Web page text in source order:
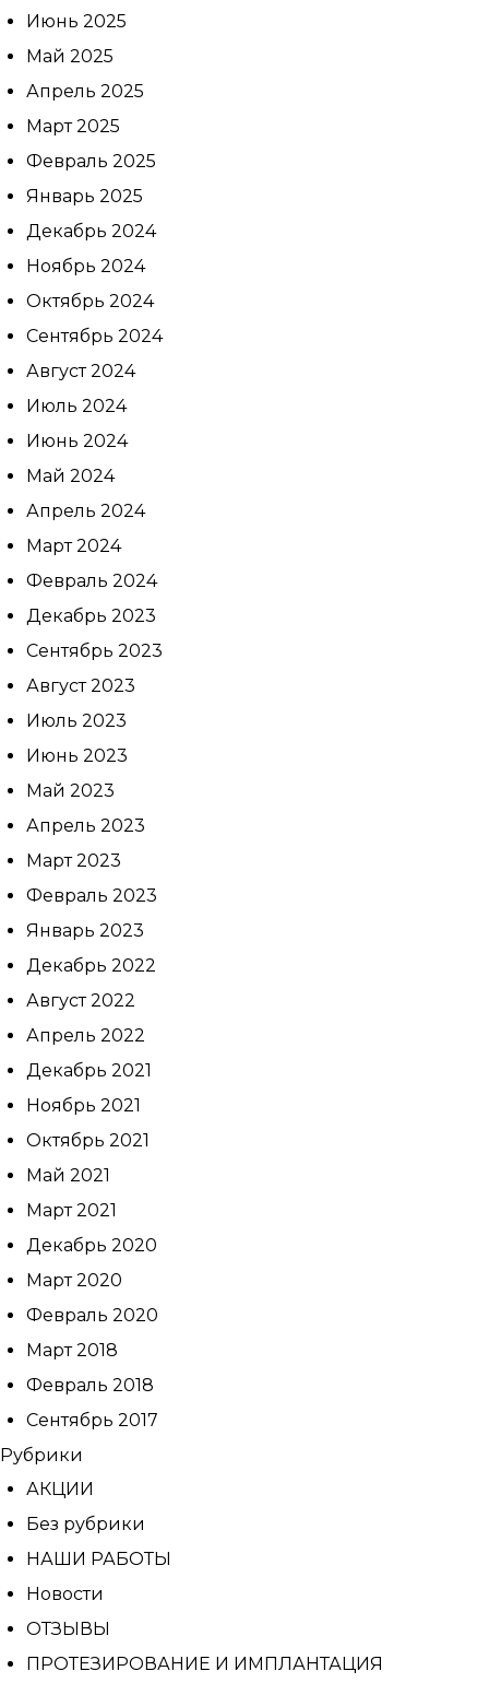
прием, поставьте
галочку здесь
приём» вы подтверждаете, что
Июнь 2025
Май 2025
Апрель 2025
Март 2025
Февраль 2025
Январь 2025
Декабрь 2024
Ноябрь 2024
Октябрь 2024
Сентябрь 2024
Август 2024
Июль 2024
Июнь 2024
Май 2024
Апрель 2024
Март 2024
Февраль 2024
Декабрь 2023
Сентябрь 2023
Август 2023
Июль 2023
Июнь 2023
Май 2023
Апрель 2023
Март 2023
Февраль 2023
Январь 2023
Декабрь 2022
Август 2022
Апрель 2022
Декабрь 2021
Ноябрь 2021
Октябрь 2021
Май 2021
Март 2021
Декабрь 2020
Март 2020
Февраль 2020
Март 2018
Февраль 2018
Сентябрь 2017
Рубрики
АКЦИИ
Без рубрики
НАШИ РАБОТЫ
Новости
ОТЗЫВЫ
ПРОТЕЗИРОВАНИЕ И ИМПЛАНТАЦИЯ